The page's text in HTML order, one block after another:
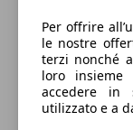
Diesel
Carburante
Per offrire
le nostre
terzi nonché
loro insieme
accedere in
utilizzato e a